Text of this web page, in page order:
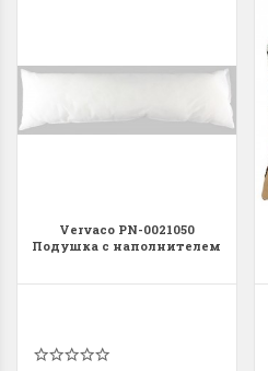
Vervaco PN-0021050
Подушка с наполнителем